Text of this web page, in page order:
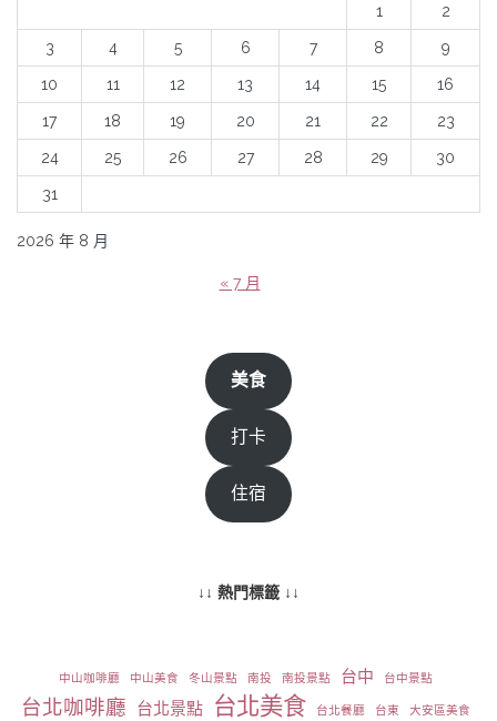
2026 年 8 月
1 2
3 4 5 6 7 8 9
10 11 12 13 14 15 16
17 18 19 20 21 22 23
24 25 26 27 28 29 30
31
« 7 月
美食
打卡
住宿
↓↓ 熱門標籤 ↓↓
中山咖啡廳 中山美食 冬山景點 南投 南投景點 台中 台中景點
台北咖啡廳 台北景點 台北美食 台北餐廳 台東 大安區美食